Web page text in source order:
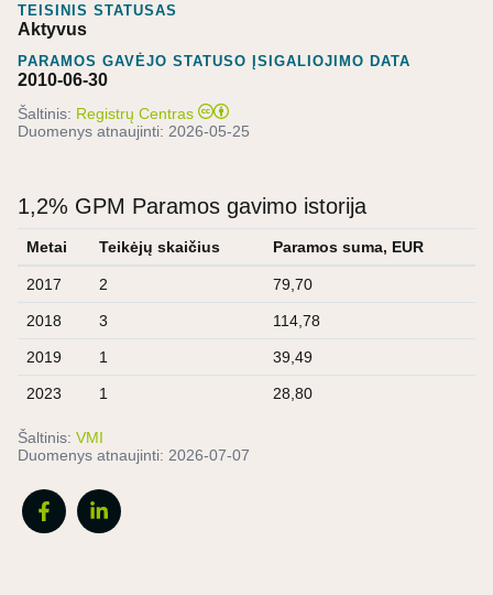
TEISINIS STATUSAS
Aktyvus
PARAMOS GAVĖJO STATUSO ĮSIGALIOJIMO DATA
2010-06-30
Šaltinis: Registrų Centras
Duomenys atnaujinti: 2026-05-25
1,2% GPM Paramos gavimo istorija
Metai Teikėjų skaičius Paramos suma, EUR
2017 2 79,70
2018 3 114,78
2019 1 39,49
2023 1 28,80
Šaltinis: VMI
Duomenys atnaujinti: 2026-07-07